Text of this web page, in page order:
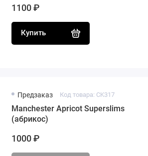
1100 ₽
Купить
Предзаказ Код товара: CK317
Manchester Apricot Superslims
(абрикос)
1000 ₽